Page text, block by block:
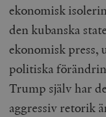
ekonomisk
den kubanska
ekonomisk
politiska
Trump själv har
aggressiv retorik